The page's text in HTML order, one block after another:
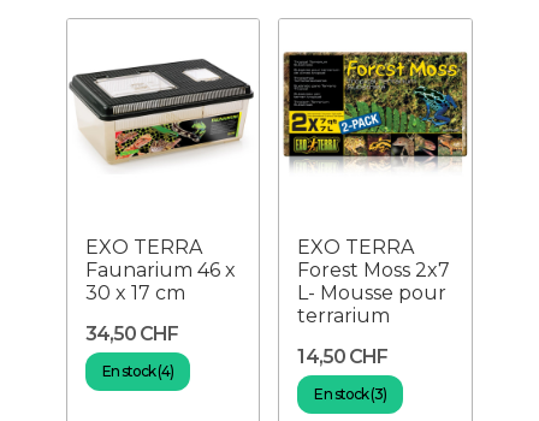
EXO TERRA
Faunarium 46 x
30 x 17 cm
34,50 CHF
En stock (4)
EXO TERRA
Forest Moss 2x7
L- Mousse pour
terrarium
14,50 CHF
En stock (3)